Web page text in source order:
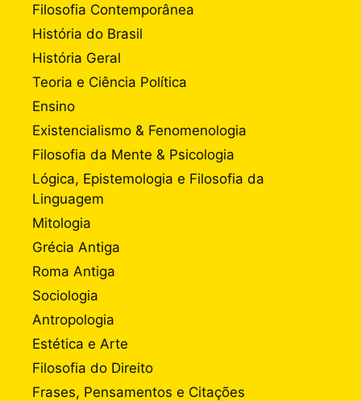
Filosofia Contemporânea
História do Brasil
História Geral
Teoria e Ciência Política
Ensino
Existencialismo & Fenomenologia
Filosofia da Mente & Psicologia
Lógica, Epistemologia e Filosofia da
Linguagem
Mitologia
Grécia Antiga
Roma Antiga
Sociologia
Antropologia
Estética e Arte
Filosofia do Direito
Frases, Pensamentos e Citações